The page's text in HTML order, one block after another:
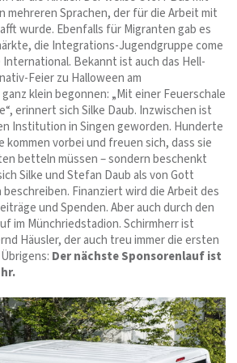
mehreren Sprachen, der für die Arbeit mit
wurde. Ebenfalls für Migranten gab es
die Integrations-Jugendgruppe come
Bekannt ist auch das Hell-
Feier zu Halloween am
klein begonnen: „Mit einer Feuerschale
erinnert sich Silke Daub. Inzwischen ist
Institution in Singen geworden. Hunderte
kommen vorbei und freuen sich, dass sie
betteln müssen – sondern beschenkt
Silke und Stefan Daub als von Gott
Finanziert wird die Arbeit des
und Spenden. Aber auch durch den
im Münchriedstadion. Schirmherr ist
Häusler, der auch treu immer die ersten
Der nächste Sponsorenlauf ist